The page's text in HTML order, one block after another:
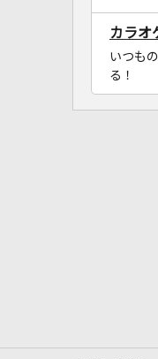
カラオ
いつも
る！